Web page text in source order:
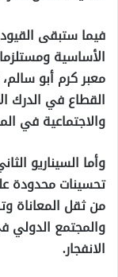
فيما ستبقى
الأساسية
معبر كرم أبو
القطاع في الدرك
والاجتماعية في
وأما السيناريو
تحسينات محدودة
من ثقل المعاناة
والمجتمع الدولي
الانفجار.